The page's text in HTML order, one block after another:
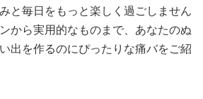
と毎日をもっと楽しく過ごしません
から実用的なものまで、あなたのぬ
出を作るのにぴったりな痛バをご紹